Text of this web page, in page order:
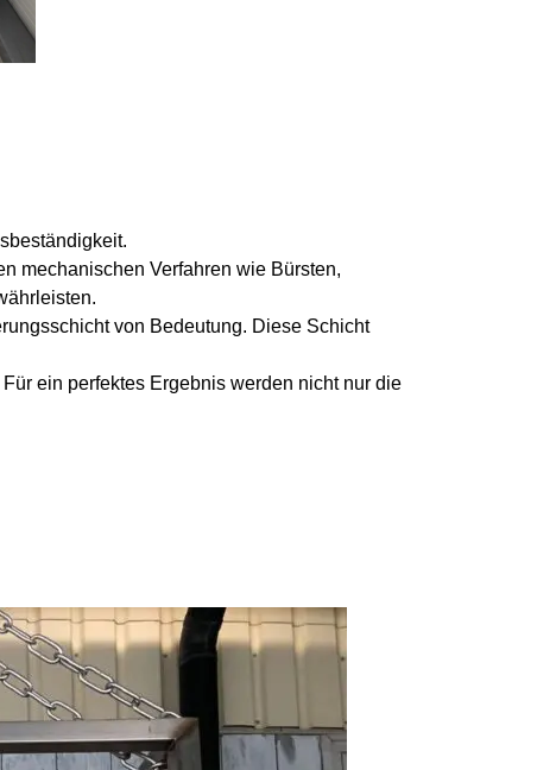
mechanischen Verfahren wie Bürsten,
von Bedeutung. Diese Schicht
ein perfektes Ergebnis werden nicht nur die